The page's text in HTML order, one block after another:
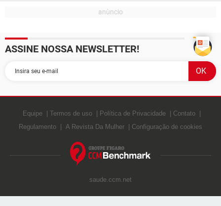
ASSINE NOSSA NEWSLETTER!
Equipe Termos de uso Política de Privacidade
Contato
Regulamento
A Revista Da Mulher Configuração de cookies
saude.ccm.net